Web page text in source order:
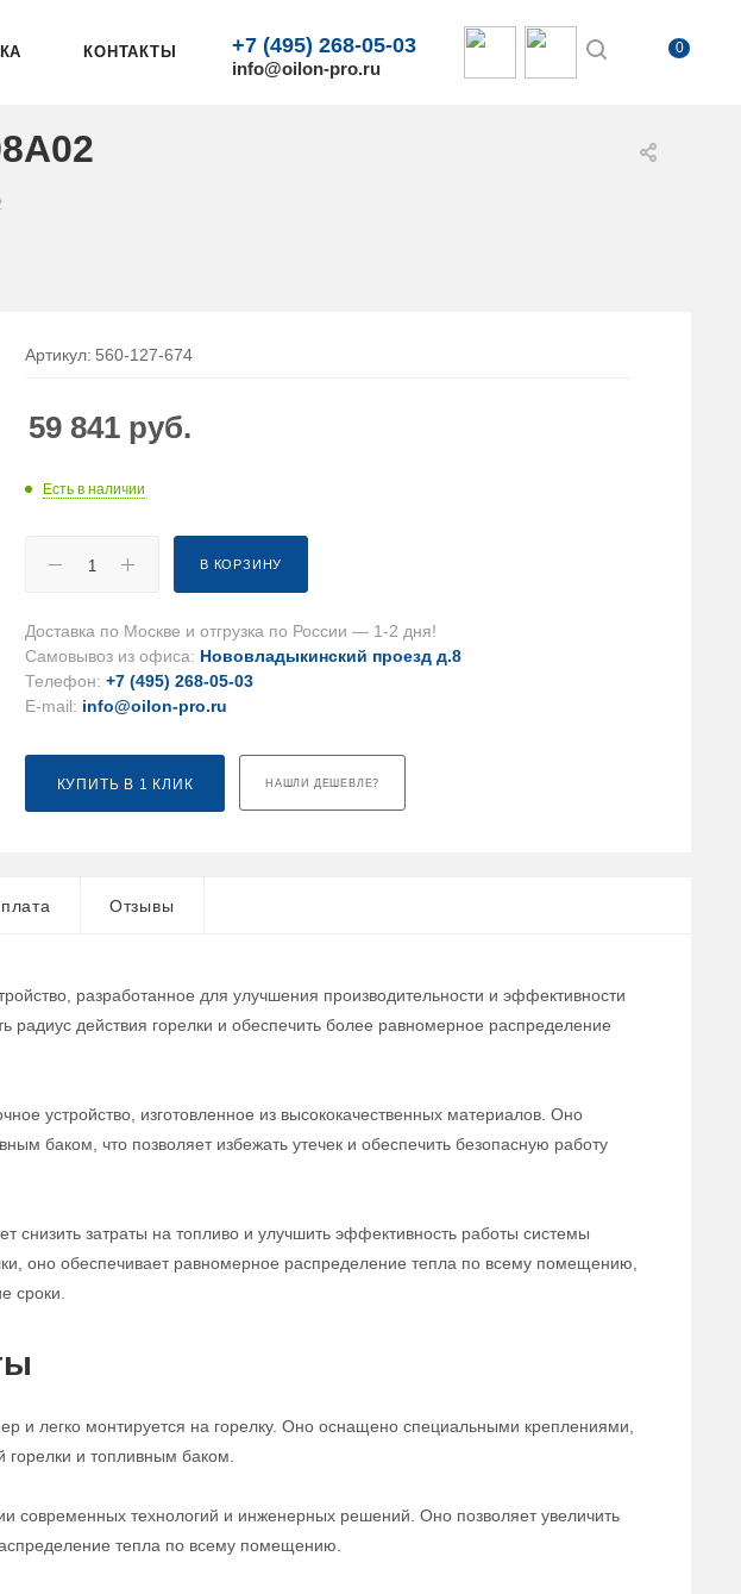
КОНТАКТЫ +7 (495) 268-05-03
info@oilon-pro.ru
0
Артикул: 560-127-674
59 841 руб.
Есть в наличии
В КОРЗИНУ
Доставка по Москве и отгрузка по России — 1-2 дня!
Самовывоз из офиса: Нововладыкинский проезд д.8
Телефон:+7 (495) 268-05-03
E-mail: info@oilon-pro.ru
КУПИТЬ В 1 КЛИК НАШЛИ ДЕШЕВЛЕ?
Отзывы
разработанное для улучшения производительности и эффективности
действия горелки и обеспечить более равномерное распределение
устройство, изготовленное из высококачественных материалов. Оно
баком, что позволяет избежать утечек и обеспечить безопасную работу
снизить затраты на топливо и улучшить эффективность работы системы
оно обеспечивает равномерное распределение тепла по всему помещению,
сроки.
и легко монтируется на горелку. Оно оснащено специальными креплениями,
и топливным баком.
современных технологий и инженерных решений. Оно позволяет увеличить
тепла по всему помещению.